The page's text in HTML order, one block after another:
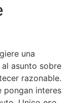
una
asunto sobre
razonable.
pongan interes